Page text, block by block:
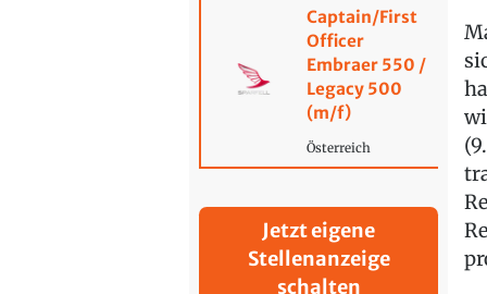
Captain/First
Officer
Embraer 550 /
Legacy 500
(m/f)
Österreich
Jetzt eigene
Stellenanzeige
schalten